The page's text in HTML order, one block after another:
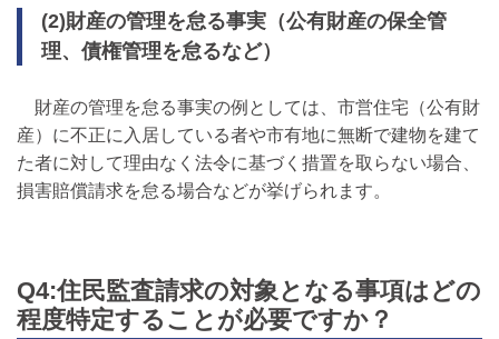
(2)財産の管理を怠る事実（公有財産の保全管
理、債権管理を怠るなど）
財産の管理を怠る事実の例としては、市営住宅（公有財
産）に不正に入居している者や市有地に無断で建物を建て
た者に対して理由なく法令に基づく措置を取らない場合、
損害賠償請求を怠る場合などが挙げられます。
Q4:住民監査請求の対象となる事項はどの
程度特定することが必要ですか？